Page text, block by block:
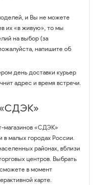
и Вы не можете
их «в живую», то мы
на выбор (за
напишите об
день доставки курьер
адрес и время встречи.
«СДЭК»
магазинов «СДЭК»
в малых городах России.
районах, вблизи
центров. Выбрать
в момент
карте.